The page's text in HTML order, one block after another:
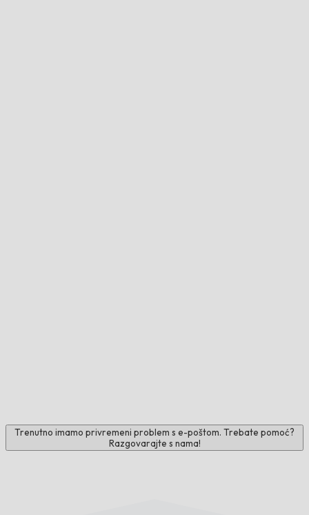
Trenutno imamo privremeni problem s e-poštom. Trebate pomoć?
Razgovarajte s nama!